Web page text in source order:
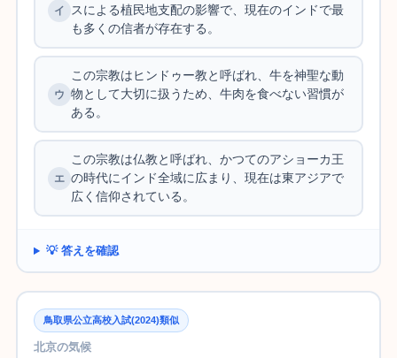
スによる植民地支配の影響で、現在のインドで最
も多くの信者が存在する。
この宗教はヒンドゥー教と呼ばれ、牛を神聖な動
物として大切に扱うため、牛肉を食べない習慣が
ある。
この宗教は仏教と呼ばれ、かつてのアショーカ王
の時代にインド全域に広まり、現在は東アジアで
広く信仰されている。
💡 答えを確認
鳥取県公立高校入試(2024)類似
北京の気候